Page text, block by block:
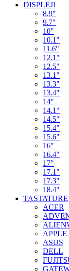
DISPLEJI
8.9"
9.7"
10"
10.1"
11.6"
12.1"
12.5"
13.1"
13.3"
13.4"
14"
14.1"
14.5"
15.4"
15.6"
16"
16.4"
17"
17.1"
17.3"
18.4"
TASTATURE
ACER
APPLE
ASUS
DELL